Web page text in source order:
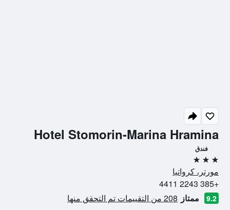
Hotel Stomorin-Marina Hramina
فندق
3 نجوم
مورتر، كرواتيا
+385 2243 4411
9.2 ممتاز 208 من التقييمات تم التحقق منها